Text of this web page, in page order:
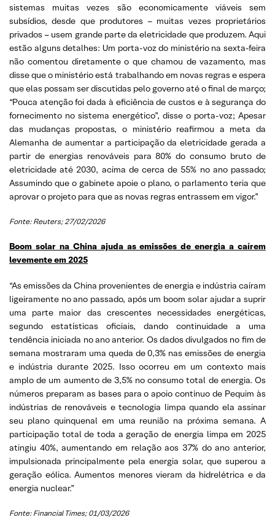
sistemas muitas vezes são economicamente viáveis sem
subsídios, desde que produtores – muitas vezes proprietários
privados – usem grande parte da eletricidade que produzem. Aqui
estão alguns detalhes: Um porta-voz do ministério na sexta-feira
não comentou diretamente o que chamou de vazamento, mas
disse que o ministério está trabalhando em novas regras e espera
que elas possam ser discutidas pelo governo até o final de março;
“Pouca atenção foi dada à eficiência de custos e à segurança do
fornecimento no sistema energético”, disse o porta-voz; Apesar
das mudanças propostas, o ministério reafirmou a meta da
Alemanha de aumentar a participação da eletricidade gerada a
partir de energias renováveis para 80% do consumo bruto de
eletricidade até 2030, acima de cerca de 55% no ano passado;
Assumindo que o gabinete apoie o plano, o parlamento teria que
aprovar o projeto para que as novas regras entrassem em vigor.”
Fonte: Reuters; 27/02/2026
Boom solar na China ajuda as emissões de energia a caírem
levemente em 2025
“As emissões da China provenientes de energia e indústria caíram
ligeiramente no ano passado, após um boom solar ajudar a suprir
uma parte maior das crescentes necessidades energéticas,
segundo estatísticas oficiais, dando continuidade a uma
tendência iniciada no ano anterior. Os dados divulgados no fim de
semana mostraram uma queda de 0,3% nas emissões de energia
e indústria durante 2025. Isso ocorreu em um contexto mais
amplo de um aumento de 3,5% no consumo total de energia. Os
números preparam as bases para o apoio contínuo de Pequim às
indústrias de renováveis e tecnologia limpa quando ela assinar
seu plano quinquenal em uma reunião na próxima semana. A
participação total de toda a geração de energia limpa em 2025
atingiu 40%, aumentando em relação aos 37% do ano anterior,
impulsionada principalmente pela energia solar, que superou a
geração eólica. Aumentos menores vieram da hidrelétrica e da
energia nuclear.”
Fonte: Financial Times; 01/03/2026